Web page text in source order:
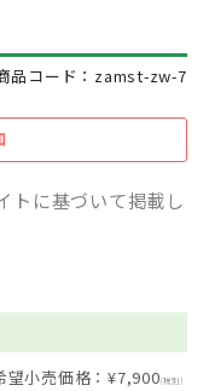
品コード：zamst-zw-7
トに基づいて掲載し
望小売価格：¥7,900(税別)